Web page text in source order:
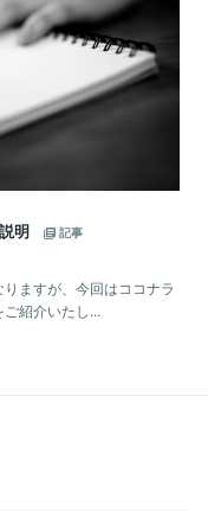
明
記事
ますが、今回はココナラ
紹介いたし...